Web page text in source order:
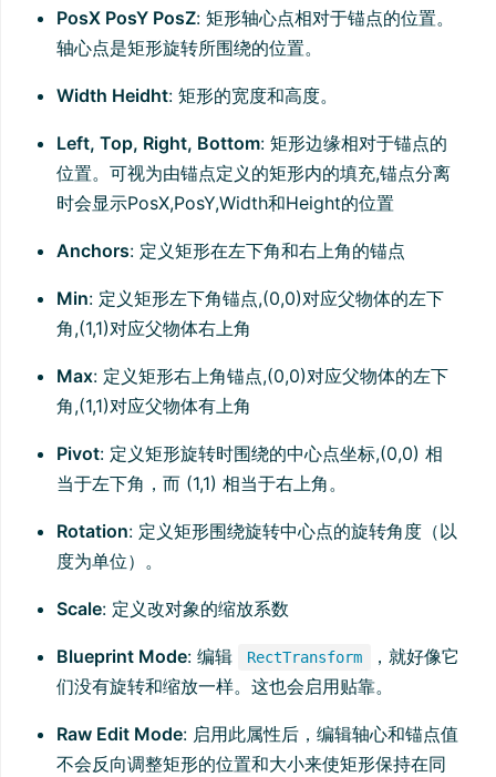
PosX PosY PosZ: 矩形轴心点相对于锚点的位置。
轴心点是矩形旋转所围绕的位置。
Width Heidht: 矩形的宽度和高度。
Left, Top, Right, Bottom: 矩形边缘相对于锚点的
位置。可视为由锚点定义的矩形内的填充,锚点分离
时会显示PosX,PosY,Width和Height的位置
Anchors: 定义矩形在左下角和右上角的锚点
Min: 定义矩形左下角锚点,(0,0)对应父物体的左下
角,(1,1)对应父物体右上角
Max: 定义矩形右上角锚点,(0,0)对应父物体的左下
角,(1,1)对应父物体有上角
Pivot: 定义矩形旋转时围绕的中心点坐标,(0,0) 相
当于左下角，而 (1,1) 相当于右上角。
Rotation: 定义矩形围绕旋转中心点的旋转角度（以
度为单位）。
Scale: 定义改对象的缩放系数
Blueprint Mode: 编辑 RectTransform
，就好像它
们没有旋转和缩放一样。这也会启用贴靠。
Raw Edit Mode: 启用此属性后，编辑轴心和锚点值
不会反向调整矩形的位置和大小来使矩形保持在同